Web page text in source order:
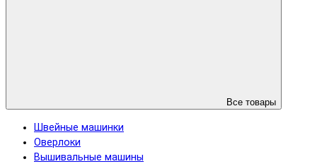
Все товары
Швейные машинки
Оверлоки
Вышивальные машины